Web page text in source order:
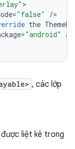
="false" /
the
="android"
, các lớp
liệt kê trong